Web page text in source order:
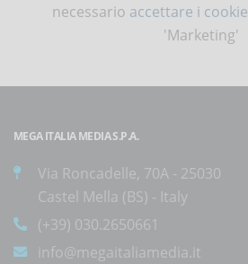
necessario accettare i cookie
'Marketing'
MEGA ITALIA MEDIA S.P.A.
Via Roncadelle, 70A - 25030
Castel Mella (BS) - Italy
(+39) 030.2650661
info@megaitaliamedia.it